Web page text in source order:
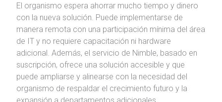
El organismo espera ahorrar mucho tiempo y dinero
con la nueva solución. Puede implementarse de
manera remota con una participación mínima del área
de IT y no requiere capacitación ni hardware
adicional. Además, el servicio de Nimble, basado en
suscripción, ofrece una solución accesible y que
puede ampliarse y alinearse con la necesidad del
organismo de respaldar el crecimiento futuro y la